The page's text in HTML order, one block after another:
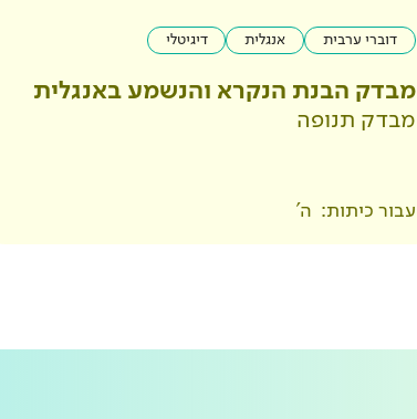
דוברי ערבית אנגלית דיגיטלי
מבדק הבנת הנקרא והנשמע באנגלית
מבדק תנופה
עבור כיתות: ה'